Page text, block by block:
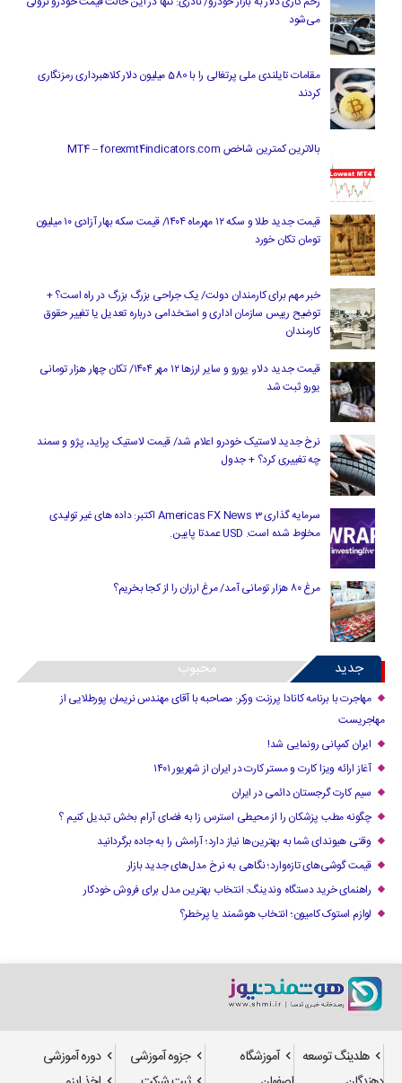
می‌شود
مقامات تایلندی ملی پرتغالی را با 580 میلیون دلار کلاهبرداری رمزنگاری
کردند
بالاترین کمترین شاخص MT4 – forexmt4indicators.com
قیمت جدید طلا و سکه ۱۲ مهرماه ۱۴۰۴/ قیمت سکه بهار آزادی ۱۰ میلیون
تومان تکان خورد
خبر مهم برای کارمندان دولت/ یک جراحی بزرگ بزرگ در راه است؟ +
توضیح رییس سازمان اداری و استخدامی درباره تعدیل یا تغییر حقوق
کارمندان
قیمت جدید دلار، یورو و سایر ارزها ۱۲ مهر ۱۴۰۴/ تکان چهار هزار تومانی
یورو ثبت شد
نرخ جدید لاستیک خودرو اعلام شد/ قیمت لاستیک پراید، پژو و سمند
چه تغییری کرد؟ + جدول
سرمایه گذاری Americas FX News 3 اکتبر: داده های غیر تولیدی
مخلوط شده است. USD عمدتا پایین.
مرغ ۸۰ هزار تومانی آمد/ مرغ ارزان را از کجا بخریم؟
جدید محبوب
مهاجرت با برنامه کانادا پرزنت ورکر: مصاحبه با آقای مهندس نریمان پورطلایی از
مهاجریست
ایران کمپانی رونمایی شد!
آغاز ارائه ویزا کارت و مستر کارت در ایران از شهریور ۱۴۰۱
سیم کارت گرجستان دائمی در ایران
چگونه مطب پزشکان را از محیطی استرس زا به فضای آرام بخش تبدیل کنیم ؟
وقتی هیوندای شما به بهترین‌ها نیاز دارد؛ آرامش را به جاده برگردانید
قیمت گوشی‌های تازه‌وارد؛ نگاهی به نرخ مدل‌های جدید بازار
راهنمای خرید دستگاه وندینگ: انتخاب بهترین مدل برای فروش خودکار
لوازم استوک کامیون؛ انتخاب هوشمند یا پرخطر؟
هلدینگ توسعه
آموزشگاه
جزوه آموزشی
دوره آموزشی